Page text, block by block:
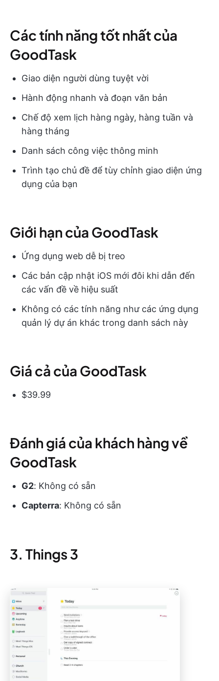
Các tính năng tốt nhất của
GoodTask
Giao diện người dùng tuyệt vời
Hành động nhanh và đoạn văn bản
Chế độ xem lịch hàng ngày, hàng tuần và
hàng tháng
Danh sách công việc thông minh
Trình tạo chủ đề để tùy chỉnh giao diện ứng
dụng của bạn
Giới hạn của GoodTask
Ứng dụng web dễ bị treo
Các bản cập nhật iOS mới đôi khi dẫn đến
các vấn đề về hiệu suất
Không có các tính năng như các ứng dụng
quản lý dự án khác trong danh sách này
Giá cả của GoodTask
$39.99
Đánh giá của khách hàng về
GoodTask
G2: Không có sẵn
Capterra: Không có sẵn
3. Things 3